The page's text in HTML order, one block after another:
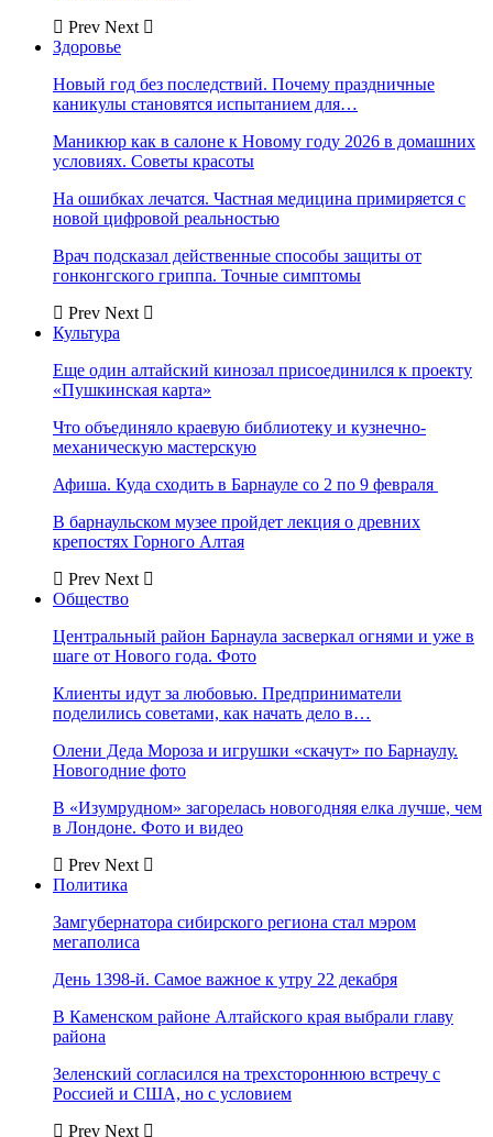
Prev Next
Здоровье
Новый год без последствий. Почему праздничные
каникулы становятся испытанием для…
Маникюр как в салоне к Новому году 2026 в домашних
условиях. Советы красоты
На ошибках лечатся. Частная медицина примиряется с
новой цифровой реальностью
Врач подсказал действенные способы защиты от
гонконгского гриппа. Точные симптомы
Prev Next
Культура
Еще один алтайский кинозал присоединился к проекту
«Пушкинская карта»
Что объединяло краевую библиотеку и кузнечно-
механическую мастерскую
Афиша. Куда сходить в Барнауле со 2 по 9 февраля
В барнаульском музее пройдет лекция о древних
крепостях Горного Алтая
Prev Next
Общество
Центральный район Барнаула засверкал огнями и уже в
шаге от Нового года. Фото
Клиенты идут за любовью. Предприниматели
поделились советами, как начать дело в…
Олени Деда Мороза и игрушки «скачут» по Барнаулу.
Новогодние фото
В «Изумрудном» загорелась новогодняя елка лучше, чем
в Лондоне. Фото и видео
Prev Next
Политика
Замгубернатора сибирского региона стал мэром
мегаполиса
День 1398-й. Самое важное к утру 22 декабря
В Каменском районе Алтайского края выбрали главу
района
Зеленский согласился на трехстороннюю встречу с
Россией и США, но с условием
Prev Next